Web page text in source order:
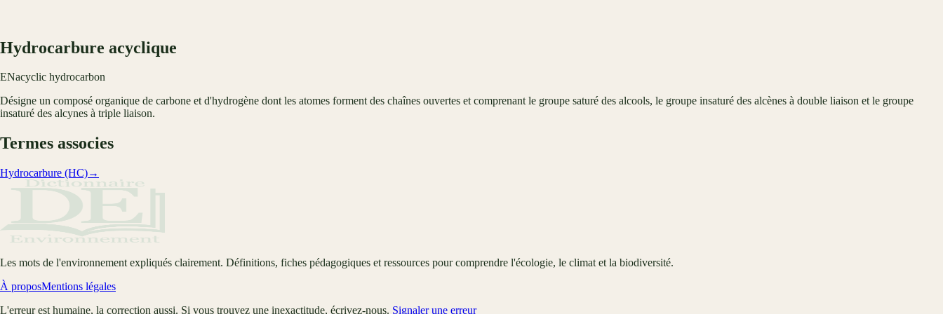
Hydrocarbure acyclique
ENacyclic hydrocarbon
Désigne un composé organique de carbone et d'hydrogène dont les atomes forment des chaînes ouvertes et comprenant le groupe saturé des alcools, le groupe insaturé des alcènes à double liaison et le groupe
insaturé des alcynes à triple liaison.
Termes associes
Hydrocarbure (HC)→
Les mots de l'environnement expliqués clairement. Définitions, fiches pédagogiques et ressources pour comprendre l'écologie, le climat et la biodiversité.
À proposMentions légales
L'erreur est humaine, la correction aussi. Si vous trouvez une inexactitude, écrivez-nous. Signaler une erreur